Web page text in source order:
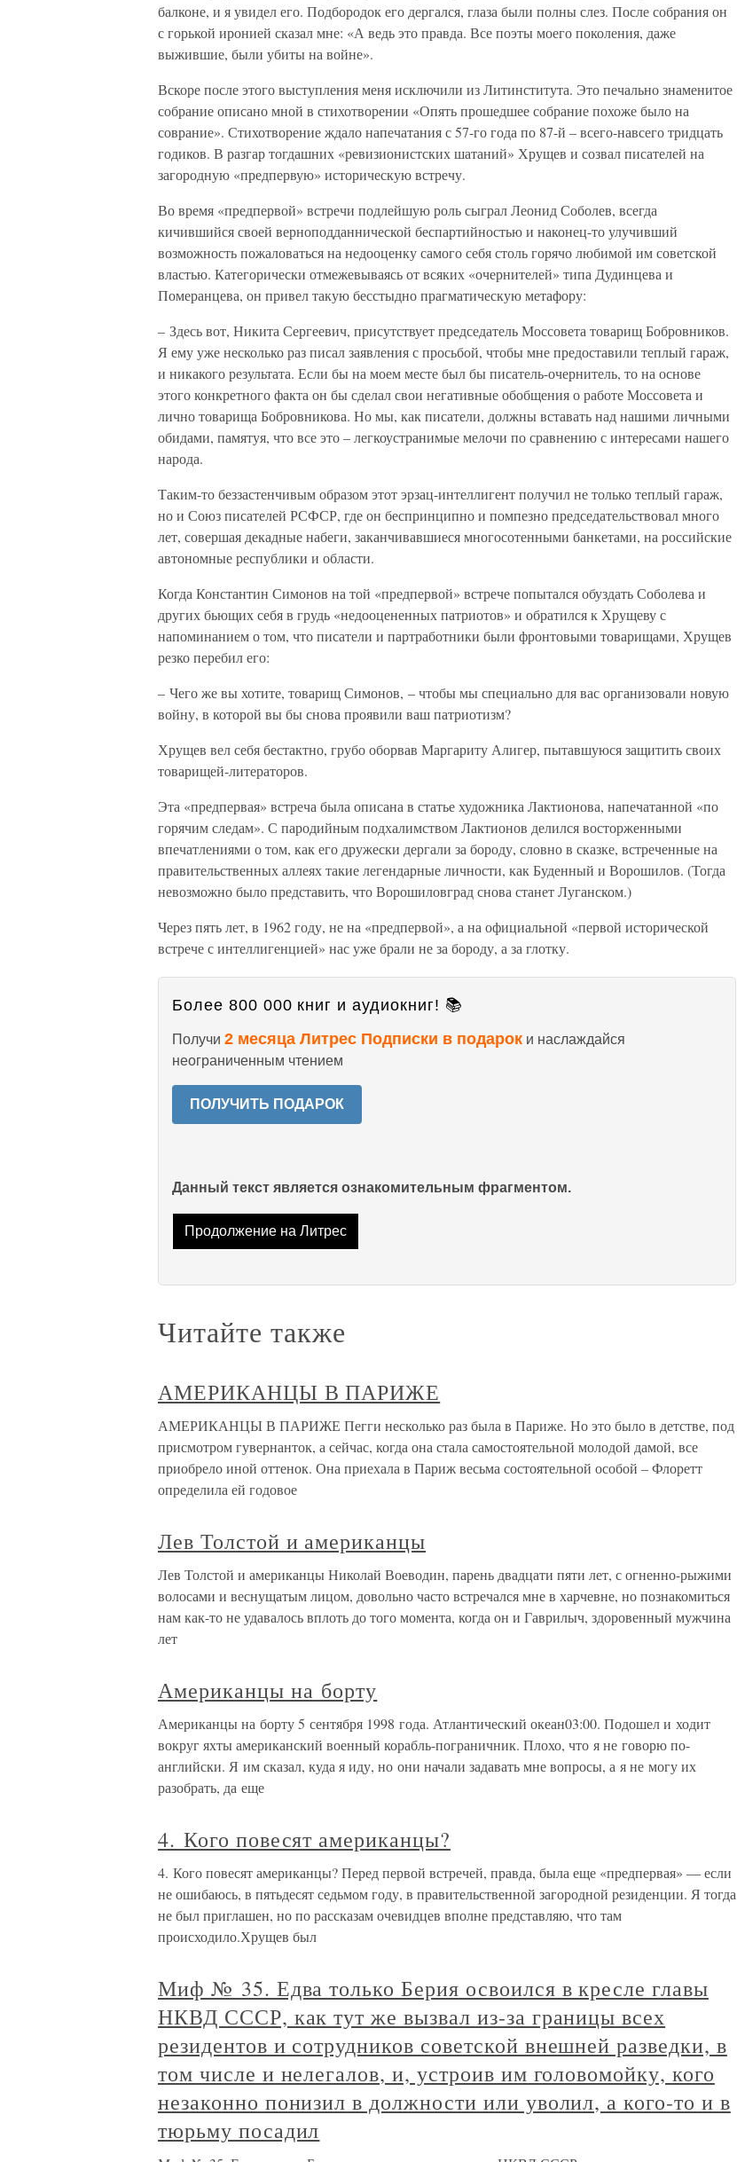
балконе, и я увидел его. Подбородок его дергался, глаза были полны слез. После собрания он
с горькой иронией сказал мне: «А ведь это правда. Все поэты моего поколения, даже
выжившие, были убиты на войне».
Вскоре после этого выступления меня исключили из Литинститута. Это печально знаменитое
собрание описано мной в стихотворении «Опять прошедшее собрание похоже было на
соврание». Стихотворение ждало напечатания с 57-го года по 87-й – всего-навсего тридцать
годиков. В разгар тогдашних «ревизионистских шатаний» Хрущев и созвал писателей на
загородную «предпервую» историческую встречу.
Во время «предпервой» встречи подлейшую роль сыграл Леонид Соболев, всегда
кичившийся своей верноподданнической беспартийностью и наконец-то улучивший
возможность пожаловаться на недооценку самого себя столь горячо любимой им советской
властью. Категорически отмежевываясь от всяких «очернителей» типа Дудинцева и
Померанцева, он привел такую бесстыдно прагматическую метафору:
– Здесь вот, Никита Сергеевич, присутствует председатель Моссовета товарищ Бобровников.
Я ему уже несколько раз писал заявления с просьбой, чтобы мне предоставили теплый гараж,
и никакого результата. Если бы на моем месте был бы писатель-очернитель, то на основе
этого конкретного факта он бы сделал свои негативные обобщения о работе Моссовета и
лично товарища Бобровникова. Но мы, как писатели, должны вставать над нашими личными
обидами, памятуя, что все это – легкоустранимые мелочи по сравнению с интересами нашего
народа.
Таким-то беззастенчивым образом этот эрзац-интеллигент получил не только теплый гараж,
но и Союз писателей РСФСР, где он беспринципно и помпезно председательствовал много
лет, совершая декадные набеги, заканчивавшиеся многосотенными банкетами, на российские
автономные республики и области.
Когда Константин Симонов на той «предпервой» встрече попытался обуздать Соболева и
других бьющих себя в грудь «недооцененных патриотов» и обратился к Хрущеву с
напоминанием о том, что писатели и партработники были фронтовыми товарищами, Хрущев
резко перебил его:
– Чего же вы хотите, товарищ Симонов, – чтобы мы специально для вас организовали новую
войну, в которой вы бы снова проявили ваш патриотизм?
Хрущев вел себя бестактно, грубо оборвав Маргариту Алигер, пытавшуюся защитить своих
товарищей-литераторов.
Эта «предпервая» встреча была описана в статье художника Лактионова, напечатанной «по
горячим следам». С пародийным подхалимством Лактионов делился восторженными
впечатлениями о том, как его дружески дергали за бороду, словно в сказке, встреченные на
правительственных аллеях такие легендарные личности, как Буденный и Ворошилов. (Тогда
невозможно было представить, что Ворошиловград снова станет Луганском.)
Через пять лет, в 1962 году, не на «предпервой», а на официальной «первой исторической
встрече с интеллигенцией» нас уже брали не за бороду, а за глотку.
Более 800 000 книг и аудиокниг! 📚
Получи 2 месяца Литрес Подписки в подарок и наслаждайся
неограниченным чтением
ПОЛУЧИТЬ ПОДАРОК
Данный текст является ознакомительным фрагментом.
Продолжение на Литрес
Читайте также
АМЕРИКАНЦЫ В ПАРИЖЕ
АМЕРИКАНЦЫ В ПАРИЖЕ Пегги несколько раз была в Париже. Но это было в детстве, под
присмотром гувернанток, а сейчас, когда она стала самостоятельной молодой дамой, все
приобрело иной оттенок. Она приехала в Париж весьма состоятельной особой – Флоретт
определила ей годовое
Лев Толстой и американцы
Лев Толстой и американцы Николай Воеводин, парень двадцати пяти лет, с огненно-рыжими
волосами и веснущатым лицом, довольно часто встречался мне в харчевне, но познакомиться
нам как-то не удавалось вплоть до того момента, когда он и Гаврилыч, здоровенный мужчина
лет
Американцы на борту
Американцы на борту 5 сентября 1998 года. Атлантический океан03:00. Подошел и ходит
вокруг яхты американский военный корабль-пограничник. Плохо, что я не говорю по-
английски. Я им сказал, куда я иду, но они начали задавать мне вопросы, а я не могу их
разобрать, да еще
4. Кого повесят американцы?
4. Кого повесят американцы? Перед первой встречей, правда, была еще «предпервая» — если
не ошибаюсь, в пятьдесят седьмом году, в правительственной загородной резиденции. Я тогда
не был приглашен, но по рассказам очевидцев вполне представляю, что там
происходило.Хрущев был
Миф № 35. Едва только Берия освоился в кресле главы
НКВД СССР, как тут же вызвал из-за границы всех
резидентов и сотрудников советской внешней разведки, в
том числе и нелегалов, и, устроив им головомойку, кого
незаконно понизил в должности или уволил, а кого-то и в
тюрьму посадил